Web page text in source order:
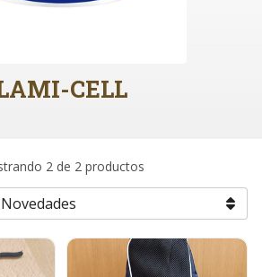
CELL
2 de 2 productos